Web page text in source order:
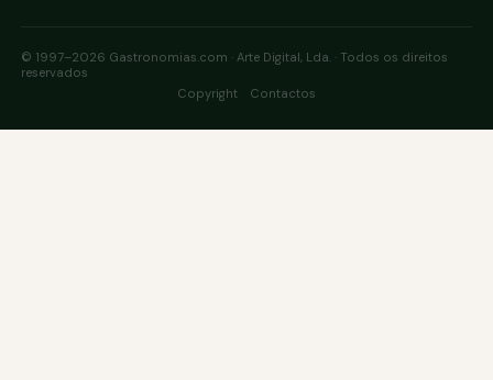
© 1997–2026 Gastronomias.com · Arte Digital, Lda. · Todos os direitos
reservados
Copyright
Contactos